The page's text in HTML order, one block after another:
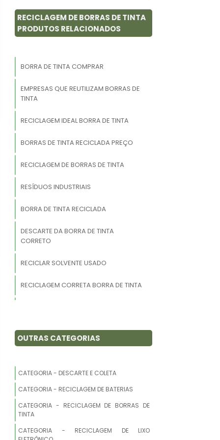
RECICLAGEM DE BORRAS DE TINTA
PRODUTOS RELACIONADOS
BORRA DE TINTA COMPRAR
EMPRESAS QUE REUTILIZAM BORRAS DE
TINTA
RECICLAGEM IDEAL BORRA DE TINTA
BORRAS DE TINTA RECICLADA PREÇO
RECICLAGEM DE BORRAS DE TINTA
RESÍDUOS INDUSTRIAIS
BORRA DE TINTA RECICLADA
DESCARTE DA BORRA DE TINTA
CORRETO
RECICLAR SOLVENTE USADO
RECICLAGEM CORRETA BORRA DE TINTA
EMPRESAS QUE COMPRAM BORRAS DE
TINTA
BORRA DE TINTA
ONDE VENDER BORRAS DE TINTA
OUTRAS CATEGORIAS
CATEGORIA - DESCARTE E COLETA
CATEGORIA - RECICLAGEM DE BATERIAS
CATEGORIA - RECICLAGEM DE BORRAS DE
TINTA
CATEGORIA - RECICLAGEM DE LIXO